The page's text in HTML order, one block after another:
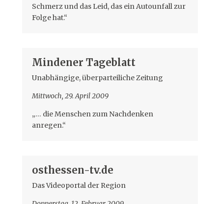
Schmerz und das Leid, das ein Autounfall zur
Folge hat.“
Mindener Tageblatt
Unabhängige, überparteiliche Zeitung
Mittwoch, 29. April 2009
„… die Menschen zum Nachdenken
anregen.“
osthessen-tv.de
Das Videoportal der Region